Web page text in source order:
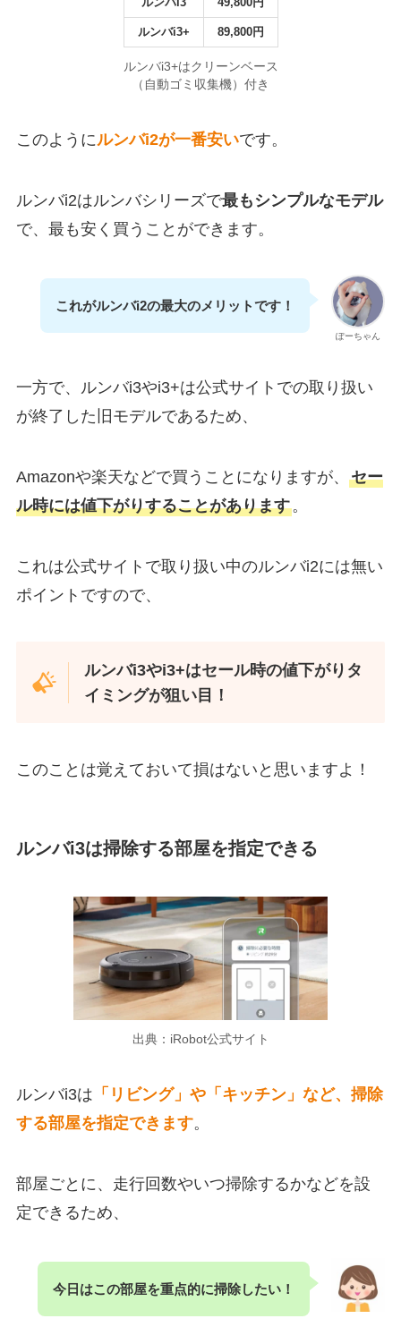
ルンバi3+ 89,800円
ルンバi3+はクリーンベース
（自動ゴミ収集機）付き
このようにルンバi2が一番安いです。
ルンバi2はルンバシリーズで最もシンプルなモデル
で、最も安く買うことができます。
ぽーちゃん
これがルンバi2の最大のメリットです！
一方で、ルンバi3やi3+は公式サイトでの取り扱い
が終了した旧モデルであるため、
Amazonや楽天などで買うことになりますが、 セー
ル時には値下がりすることがあります。
これは公式サイトで取り扱い中のルンバi2には無い
ポイントですので、
ルンバi3やi3+はセール時の値下がりタ
イミングが狙い目！
このことは覚えておいて損はないと思いますよ！
ルンバi3は掃除する部屋を指定できる
出典：iRobot公式サイト
ルンバi3は 「リビング」や「キッチン」など、掃除
する部屋を指定できます。
部屋ごとに、走行回数やいつ掃除するかなどを設
定できるため、
今日はこの部屋を重点的に掃除したい！